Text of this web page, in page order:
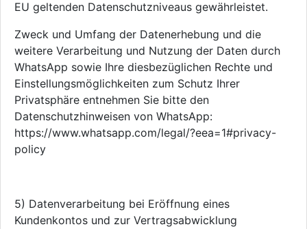
EU geltenden Datenschutzniveaus gewährleistet.
Zweck und Umfang der Datenerhebung und die
weitere Verarbeitung und Nutzung der Daten durch
WhatsApp sowie Ihre diesbezüglichen Rechte und
Einstellungsmöglichkeiten zum Schutz Ihrer
Privatsphäre entnehmen Sie bitte den
Datenschutzhinweisen von WhatsApp:
https://www.whatsapp.com/legal/?eea=1#privacy-
policy
5) Datenverarbeitung bei Eröffnung eines
Kundenkontos und zur Vertragsabwicklung